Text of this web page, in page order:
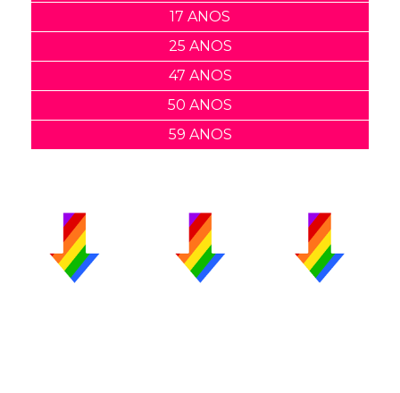
17 ANOS
25 ANOS
47 ANOS
50 ANOS
59 ANOS